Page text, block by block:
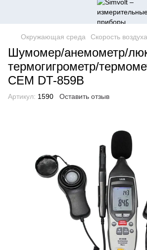
Окружающая среда Скорость
Шумомер/анемометр/
термогигрометр/
CEM DT-859B
Артикул: 1590 Оставить отзыв